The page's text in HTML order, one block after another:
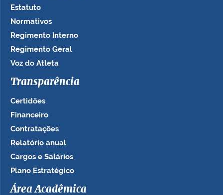
Estatuto
Normativos
Regimento Interno
Regimento Geral
Voz do Atleta
Transparência
Certidões
Financeiro
Contratações
Relatório anual
Cargos e Salários
Plano Estratégico
Área Acadêmica